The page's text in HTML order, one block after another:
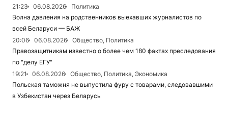
21:23
06.08.2026
Политика
Волна давления на родственников выехавших журналистов по
всей Беларуси — БАЖ
20:06
06.08.2026
Общество, Политика
Правозащитникам известно о более чем 180 фактах преследования
по "делу ЕГУ"
19:21
06.08.2026
Общество, Политика, Экономика
Польская таможня не выпустила фуру с товарами, следовавшими
в Узбекистан через Беларусь